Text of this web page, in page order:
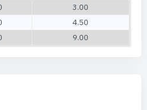
3.00
4.50
9.00